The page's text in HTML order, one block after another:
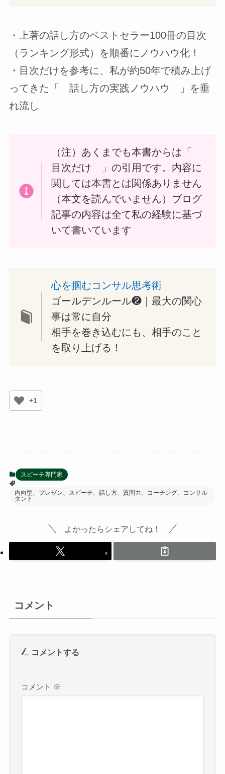
・上著の話し方のベストセラー100冊の目次
（ランキング形式）を順番にノウハウ化！
・目次だけを参考に、私が約50年で積み上げ
ってきた「 話し方の実践ノウハウ 」を垂
れ流し
（注）あくまでも本書からは「
目次だけ 」の引用です。内容に
関しては本書とは関係ありません
（本文を読んでいません）ブログ
記事の内容は全て私の経験に基づ
いて書いています
心を掴むコンサル思考術
ゴールデンルール❷｜最大の関心
事は常に自分
相手を巻き込むにも、相手のこと
を取り上げる！
+1
スピーチ専門家
内向型、プレゼン、スピーチ、話し方、質問力、コーチング、コンサル
タント
よかったらシェアしてね！
コメント
コメントする
コメント ※